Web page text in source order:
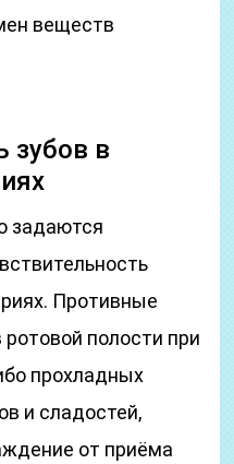
веществ
зубов в
задаются
Противные
полости при
прохладных
и сладостей,
от приёма